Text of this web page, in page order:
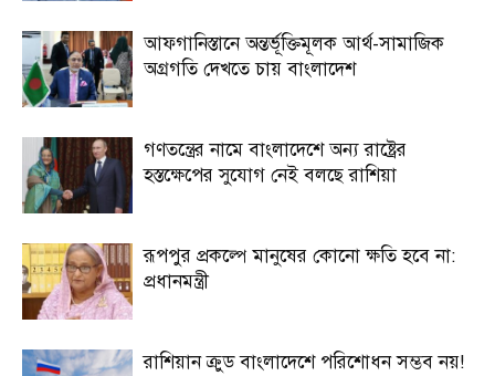
আফগানিস্তানে অন্তর্ভূক্তিমূলক আর্থ-সামাজিক
অগ্রগতি দেখতে চায় বাংলাদেশ
গণতন্ত্রের নামে বাংলাদেশে অন্য রাষ্ট্রের
হস্তক্ষেপের সুযোগ নেই বলছে রাশিয়া
রূপপুর প্রকল্পে মানুষের কোনো ক্ষতি হবে না:
প্রধানমন্ত্রী
রাশিয়ান ক্রুড বাংলাদেশে পরিশোধন সম্ভব নয়!